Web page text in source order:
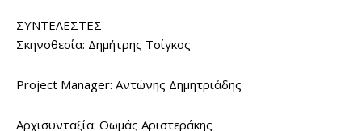
ΣΥΝΤΕΛΕΣΤΕΣ
Σκηνοθεσία: Δημήτρης Τσίγκος
Project Manager: Αντώνης Δημητριάδης
Αρχισυνταξία: Θωμάς Αριστεράκης